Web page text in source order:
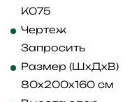
K075
Чертеж
Запросить
Размер (ШхДхВ)
80x200x160 см